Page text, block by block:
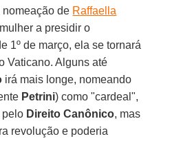
nomeação de Raffaella
a presidir o
1º de março, ela se tornará
Vaticano. Alguns até
irá mais longe, nomeando
Petrini) como "cardeal",
pelo Direito Canônico, mas
revolução e poderia